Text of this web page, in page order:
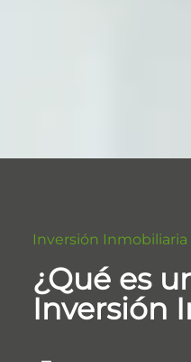
Inversión Inmobiliaria
¿Qué es
Inversión